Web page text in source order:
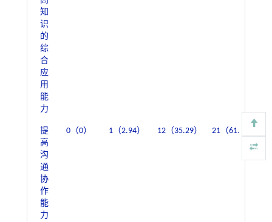
知
识
的
综
合
应
用
能
力
提
高
沟
通
协
作
能
力
0（0） 1（2.94） 12（35.29） 21（61.76）